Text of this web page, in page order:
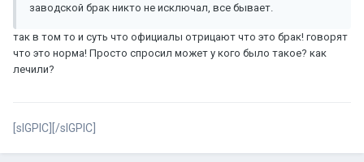
заводской брак никто не исключал, все бывает.
так в том то и суть что официалы отрицают что это брак! говорят
что это норма! Просто спросил может у кого было такое? как
лечили?
[sIGPIC][/sIGPIC]